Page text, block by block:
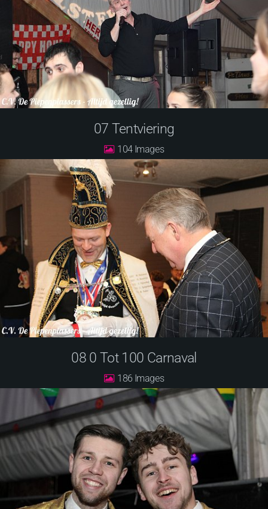
07 Tentviering
104
08 0 Tot 100 Carnaval
186